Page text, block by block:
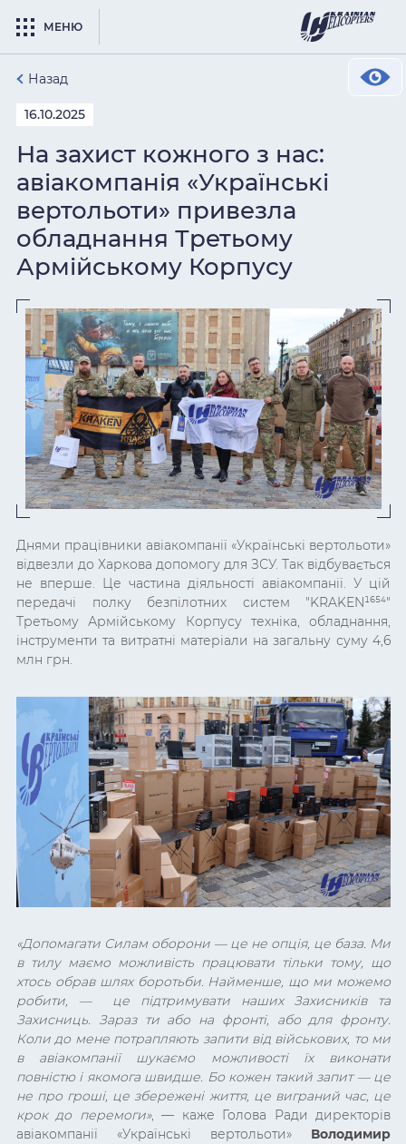
МЕНЮ
Назад
16.10.2025
На захист кожного з нас:
авіакомпанія «Українські
вертольоти» привезла
обладнання Третьому
Армійському Корпусу
Днями працівники авіакомпанії «Українські вертольоти»
відвезли до Харкова допомогу для ЗСУ. Так відбувається
не вперше. Це частина діяльності авіакомпанії. У цій
передачі полку безпілотних систем "KRAKEN¹⁶⁵⁴"
Третьому Армійському Корпусу техніка, обладнання,
інструменти та витратні матеріали на загальну суму 4,6
млн грн.
«Допомагати Силам оборони — це не опція, це база. Ми
в тилу маємо можливість працювати тільки тому, що
хтось обрав шлях боротьби. Найменше, що ми можемо
робити, — це підтримувати наших Захисників та
Захисниць. Зараз ти або на фронті, або для фронту.
Коли до мене потрапляють запити від військових, то ми
в авіакомпанії шукаємо можливості їх виконати
повністю і якомога швидше. Бо кожен такий запит — це
не про гроші, це збережені життя, це виграний час, це
крок до перемоги», — каже Голова Ради директорів
авіакомпанії «Українські вертольоти» Володимир